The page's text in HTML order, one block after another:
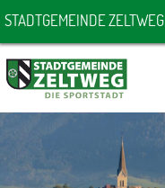
STADTGEMEINDE ZELTWEG